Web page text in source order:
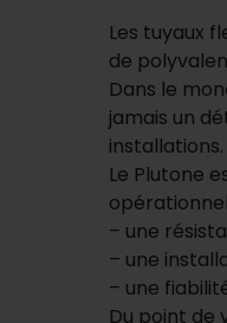
Les tuyaux
de
Dans le
jamais un
installations.
Le Plutone
– une
– une
– une
Du point de